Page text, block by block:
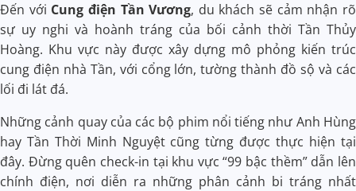
Đến với Cung điện Tần Vương, du khách sẽ cảm nhận rõ
sự uy nghi và hoành tráng của bối cảnh thời Tần Thủy
Hoàng. Khu vực này được xây dựng mô phỏng kiến trúc
cung điện nhà Tần, với cổng lớn, tường thành đồ sộ và các
lối đi lát đá.
Những cảnh quay của các bộ phim nổi tiếng như Anh Hùng
hay Tần Thời Minh Nguyệt cũng từng được thực hiện tại
đây. Đừng quên check-in tại khu vực “99 bậc thềm” dẫn lên
chính điện, nơi diễn ra những phân cảnh bi tráng nhất